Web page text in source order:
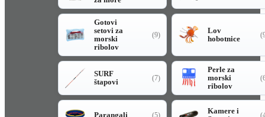
Gotovi
setovi za
morski
ribolov
(9)
Lov
hobotnice
SURF
štapovi
(7)
Perle za
morski
ribolov
Parangali (5)
Kamere i